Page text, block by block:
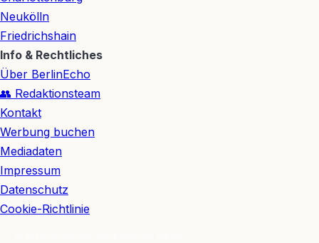
Neukölln
Friedrichshain
Info & Rechtliches
Über BerlinEcho
👥 Redaktionsteam
Kontakt
Werbung buchen
Mediadaten
Impressum
Datenschutz
Cookie-Richtlinie